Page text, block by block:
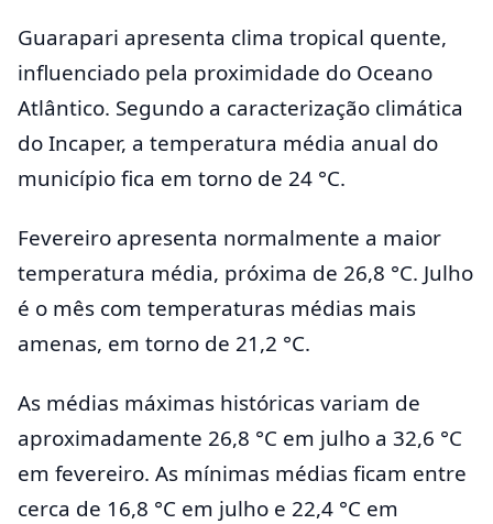
Guarapari apresenta clima tropical quente,
influenciado pela proximidade do Oceano
Atlântico. Segundo a caracterização climática
do Incaper, a temperatura média anual do
município fica em torno de 24 °C.
Fevereiro apresenta normalmente a maior
temperatura média, próxima de 26,8 °C. Julho
é o mês com temperaturas médias mais
amenas, em torno de 21,2 °C.
As médias máximas históricas variam de
aproximadamente 26,8 °C em julho a 32,6 °C
em fevereiro. As mínimas médias ficam entre
cerca de 16,8 °C em julho e 22,4 °C em